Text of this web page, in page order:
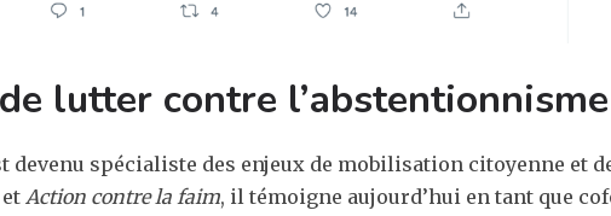
lutter contre
spécialiste des enjeux de mobilisation citoyenne et
et Action contre la faim, il témoigne aujourd’hui en tant que